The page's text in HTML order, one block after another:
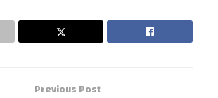
Previous Post